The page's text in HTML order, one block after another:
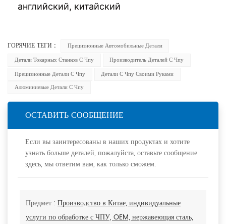
английский, китайский
ГОРЯЧИЕ ТЕГИ :
Прецизионные Автомобильные Детали
Детали Токарных Станков С Чпу
Производитель Деталей С Чпу
Прецизионные Детали С Чпу
Детали С Чпу Своими Руками
Алюминиевые Детали С Чпу
ОСТАВИТЬ СООБЩЕНИЕ
Если вы заинтересованы в наших продуктах и хотите
узнать больше деталей, пожалуйста, оставьте сообщение
здесь, мы ответим вам, как только сможем.
Предмет : Производство в Китае, индивидуальные
услуги по обработке с ЧПУ, OEM, нержавеющая сталь,